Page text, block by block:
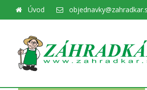
Úvod